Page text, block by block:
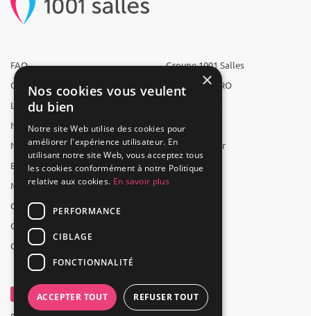
FAQ
Qui sommes-nous ?
L'équipe
Nous recrutons
Nos partenaires
Espace presse
Mentions légales
CGV
CGU
Contact
Groupe 1001 Salles
1001 Salles PRO
1001 Traiteurs
1001 Artistes
Reserverunbar
MP2
×
Nos cookies vous veulent
du bien
Notre site Web utilise des cookies pour
améliorer l'expérience utilisateur. En
utilisant notre site Web, vous acceptez tous
les cookies conformément à notre Politique
relative aux cookies. En savoir plus
PERFORMANCE
CIBLAGE
FONCTIONNALITÉ
ACCEPTER TOUT REFUSER TOUT